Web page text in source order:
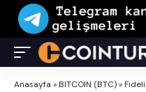
Anasayfa »BITCOIN (BTC)»